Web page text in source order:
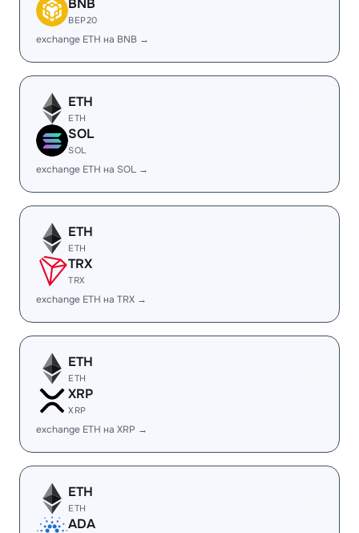
BNB
BEP20
exchange ETH на BNB →
ETH
ETH
SOL
SOL
exchange ETH на SOL →
ETH
ETH
TRX
TRX
exchange ETH на TRX →
ETH
ETH
XRP
XRP
exchange ETH на XRP →
ETH
ETH
ADA